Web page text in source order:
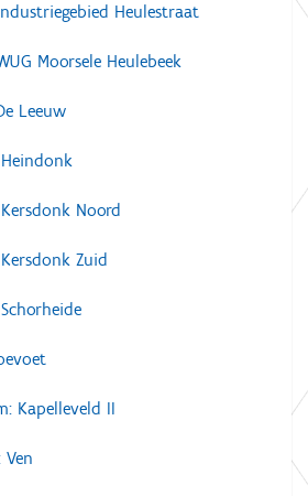
Heulestraat
Moorsele Heulebeek
Leeuw
Noord
Zuid
Kapelleveld II